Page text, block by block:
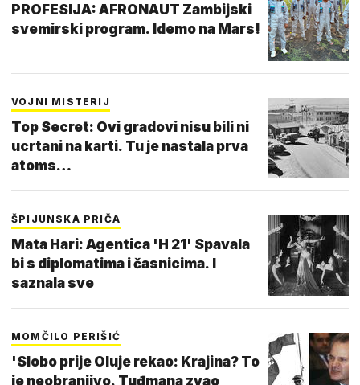
PROFESIJA: AFRONAUT Zambijski
svemirski program. Idemo na Mars!
VOJNI MISTERIJ
Top Secret: Ovi gradovi nisu bili ni
ucrtani na karti. Tu je nastala prva
atoms…
ŠPIJUNSKA PRIČA
Mata Hari: Agentica 'H 21' Spavala
bi s diplomatima i časnicima. I
saznala sve
MOMČILO PERIŠIĆ
'Slobo prije Oluje rekao: Krajina? To
je neobranjivo. Tuđmana zvao